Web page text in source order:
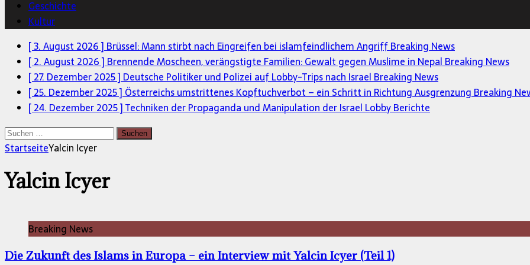
Geschichte
Kultur
[ 3. August 2026 ] Brüssel: Mann stirbt nach Eingreifen bei islamfeindlichem AngriffBreaking News
[ 2. August 2026 ] Brennende Moscheen, verängstigte Familien: Gewalt gegen Muslime in Nepal Breaking News
[ 27. Dezember 2025 ] Deutsche Politiker und Polizei auf Lobby-Trips nach Israel Breaking News
[ 25. Dezember 2025 ] Österreichs umstrittenes Kopftuchverbot – ein Schritt in Richtung Ausgrenzung Breaking
[ 24. Dezember 2025 ]Techniken der Propaganda und Manipulation der Israel LobbyBerichte
Suchen
nach:
StartseiteYalcin Icyer
Yalcin Icyer
Breaking News
Die Zukunft des Islams in Europa – ein Interview mit Yalcin Icyer (Teil 1)